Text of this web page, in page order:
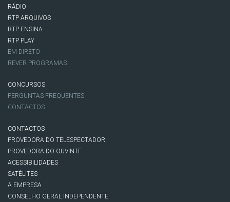
RÁDIO
RTP ARQUIVOS
RTP ENSINA
RTP PLAY
EM DIRETO
REVER PROGRAMAS
CONCURSOS
PERGUNTAS FREQUENTES
CONTACTOS
CONTACTOS
PROVEDORA DO TELESPECTADOR
PROVEDORA DO OUVINTE
ACESSIBILIDADES
SATÉLITES
A EMPRESA
CONSELHO GERAL INDEPENDENTE